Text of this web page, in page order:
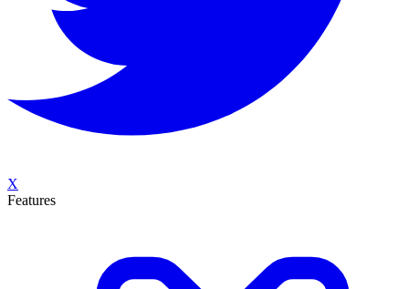
X
Features